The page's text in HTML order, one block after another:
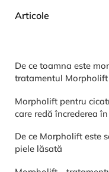
Articole
De ce toamna este
tratamentul Morpholift
Morpholift pentru
care redă încrederea
De ce Morpholift este
piele lăsată